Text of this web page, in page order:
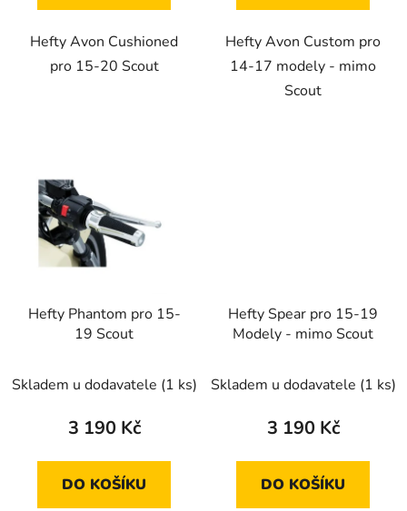
Hefty Avon Cushioned
pro 15-20 Scout
Hefty Avon Custom pro
14-17 modely - mimo
Scout
Hefty Phantom pro 15-
19 Scout
Skladem u dodavatele (1 ks)
3 190 Kč
DO KOŠÍKU
Hefty Spear pro 15-19
Modely - mimo Scout
Skladem u dodavatele (1 ks)
3 190 Kč
DO KOŠÍKU